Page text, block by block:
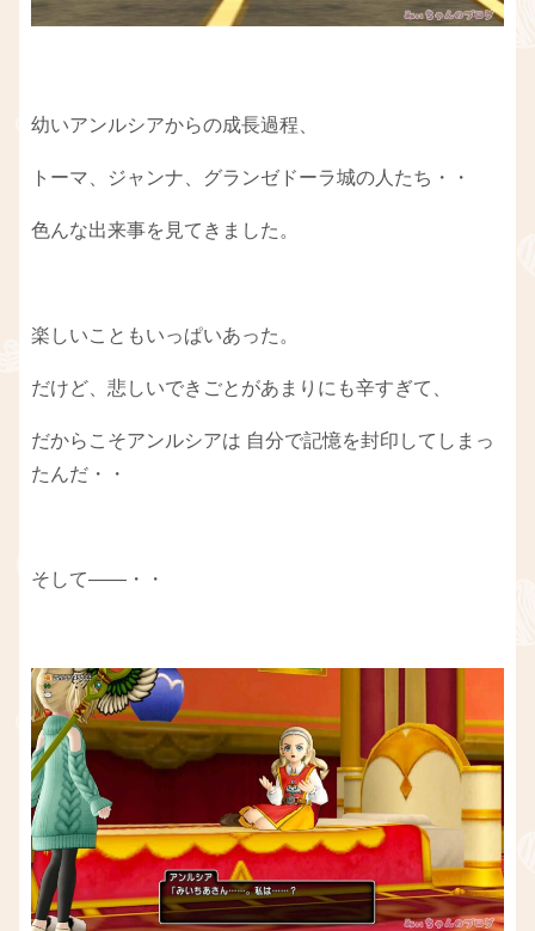
幼いアンルシアからの成長過程、
トーマ、ジャンナ、グランゼドーラ城の人たち・・
色んな出来事を見てきました。
楽しいこともいっぱいあった。
だけど、悲しいできごとがあまりにも辛すぎて、
だからこそアンルシアは 自分で記憶を封印してしまっ
たんだ・・
そして――・・